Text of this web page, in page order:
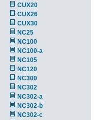
CUX20
CUX26
CUX30
NC25
NC100
NC100-a
NC105
NC120
NC300
NC302
NC302-a
NC302-b
NC302-c